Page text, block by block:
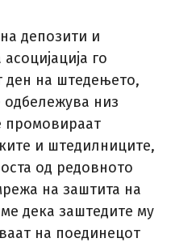
депозити и
го
ден на штедењето,
одбележува низ
промовираат
и штедилниците,
од редовното
на заштита на
дека заштедите му
на поединецот